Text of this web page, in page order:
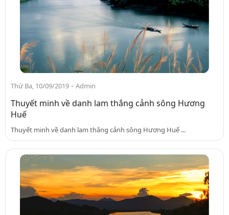
Thứ Ba, 10/09/2019 - Admin
Thuyết minh về danh lam thắng cảnh sông Hương
Huế
Thuyết minh về danh lam thắng cảnh sông Hương Huế ...